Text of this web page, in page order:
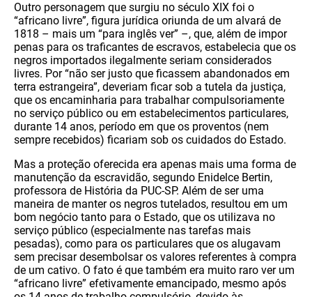
Outro personagem que surgiu no século XIX foi o
“africano livre”, figura jurídica oriunda de um alvará de
1818 – mais um “para inglês ver” –, que, além de impor
penas para os traficantes de escravos, estabelecia que os
negros importados ilegalmente seriam considerados
livres. Por “não ser justo que ficassem abandonados em
terra estrangeira”, deveriam ficar sob a tutela da justiça,
que os encaminharia para trabalhar compulsoriamente
no serviço público ou em estabelecimentos particulares,
durante 14 anos, período em que os proventos (nem
sempre recebidos) ficariam sob os cuidados do Estado.
Mas a proteção oferecida era apenas mais uma forma de
manutenção da escravidão, segundo Enidelce Bertin,
professora de História da PUC-SP. Além de ser uma
maneira de manter os negros tutelados, resultou em um
bom negócio tanto para o Estado, que os utilizava no
serviço público (especialmente nas tarefas mais
pesadas), como para os particulares que os alugavam
sem precisar desembolsar os valores referentes à compra
de um cativo. O fato é que também era muito raro ver um
“africano livre” efetivamente emancipado, mesmo após